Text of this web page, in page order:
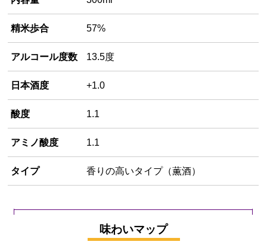
精米歩合 57%
アルコール度数 13.5度
日本酒度 +1.0
酸度 1.1
アミノ酸度 1.1
タイプ 香りの高いタイプ（薫酒）
味わいマップ